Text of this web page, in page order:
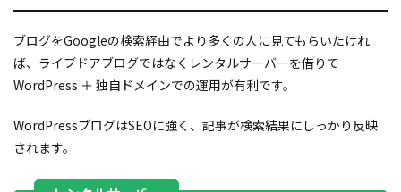
ブログをGoogleの検索経由でより多くの人に見てもらいたけれ
ば、ライブドアブログではなくレンタルサーバーを借りて
WordPress ＋ 独自ドメインでの運用が有利です。
WordPressブログはSEOに強く、記事が検索結果にしっかり反映
されます。